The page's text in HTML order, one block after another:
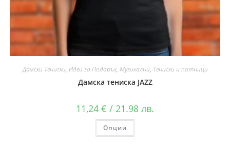
Дамски Тениски, Идеи за Подарък, Музикални, Тениски и потници
Дамска тениска JAZZ
11,24 € / 21.98 лв.
Опции